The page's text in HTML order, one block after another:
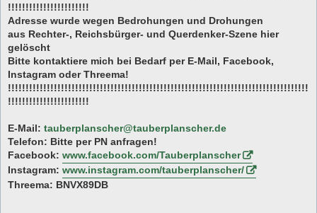
!!!!!!!!!!!!!!!!!!!!!!!
Adresse wurde wegen Bedrohungen und Drohungen
aus Rechter-, Reichsbürger- und Querdenker-Szene hier
gelöscht
Bitte kontaktiere mich bei Bedarf per E-Mail, Facebook,
Instagram oder Threema!
!!!!!!!!!!!!!!!!!!!!!!!!!!!!!!!!!!!!!!!!!!!!!!!!!!!!!!!!!!!!!!!!!!!!!!!!!!!!!!!!!!!!!
!!!!!!!!!!!!!!!!!!!!!!!
E-Mail: tauberplanscher@tauberplanscher.de
Telefon: Bitte per PN anfragen!
Facebook: www.facebook.com/Tauberplanscher
Instagram: www.instagram.com/tauberplanscher/
Threema: BNVX89DB